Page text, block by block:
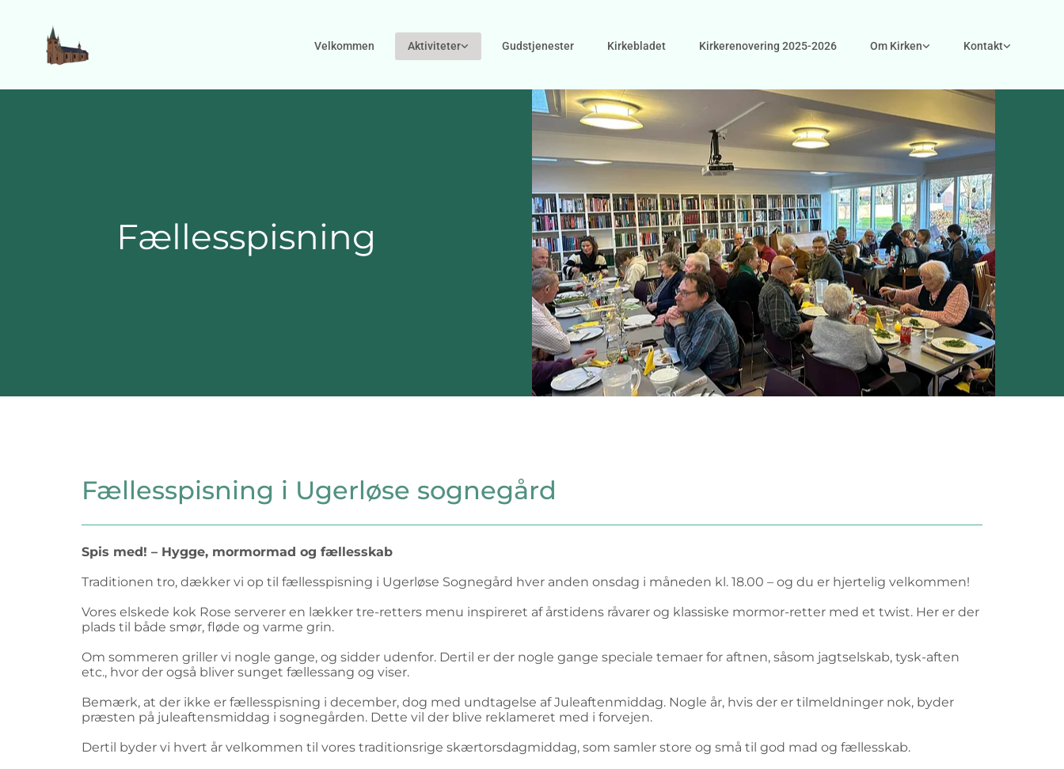
Velkommen Aktiviteter Gudstjenester Kirkebladet Kirkerenovering 2025-2026 Om Kirken Kontakt
Fællesspisning
Fællesspisning i Ugerløse sognegård
Spis med! – Hygge, mormormad og fællesskab
Traditionen tro, dækker vi op til fællesspisning i Ugerløse Sognegård hver anden onsdag i måneden kl. 18.00 – og du er hjertelig velkommen!
Vores elskede kok Rose serverer en lækker tre-retters menu inspireret af årstidens råvarer og klassiske mormor-retter med et twist. Her er der
plads til både smør, fløde og varme grin.
Om sommeren griller vi nogle gange, og sidder udenfor. Dertil er der nogle gange speciale temaer for aftnen, såsom jagtselskab, tysk-aften
etc., hvor der også bliver sunget fællessang og viser.
Bemærk, at der ikke er fællesspisning i december, dog med undtagelse af Juleaftenmiddag. Nogle år, hvis der er tilmeldninger nok, byder
præsten på juleaftensmiddag i sognegården. Dette vil der blive reklameret med i forvejen.
Dertil byder vi hvert år velkommen til vores traditionsrige skærtorsdagmiddag, som samler store og små til god mad og fællesskab.